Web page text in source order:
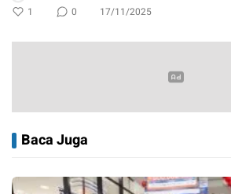
1 0 17/11/2025
Baca Juga